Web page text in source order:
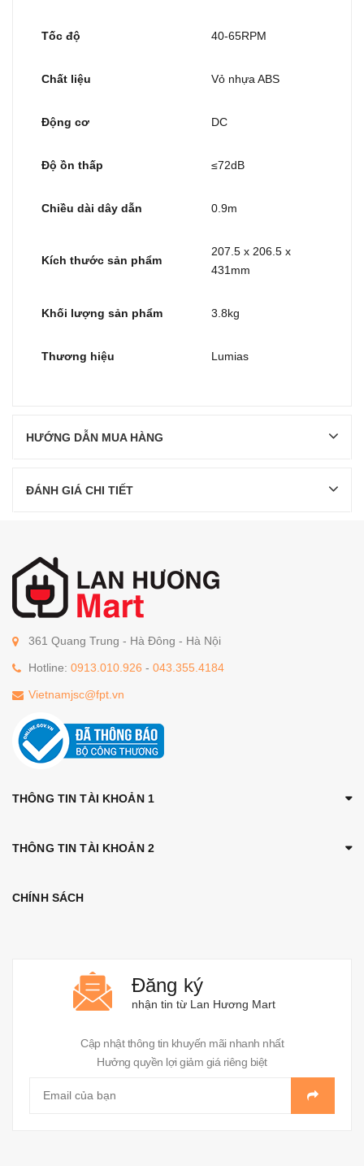
Tốc độ 40-65RPM
Chất liệu Vỏ nhựa ABS
Động cơ DC
Độ ồn thấp ≤72dB
Chiều dài dây dẫn 0.9m
Kích thước sản phẩm
207.5 x 206.5 x
431mm
Khối lượng sản phẩm 3.8kg
Thương hiệu Lumias
HƯỚNG DẪN MUA HÀNG
ĐÁNH GIÁ CHI TIẾT
361 Quang Trung - Hà Đông - Hà Nội
Hotline: 0913.010.926 - 043.355.4184
Vietnamjsc@fpt.vn
THÔNG TIN TÀI KHOẢN 1
THÔNG TIN TÀI KHOẢN 2
CHÍNH SÁCH
Đăng ký
nhận tin từ Lan Hương Mart
Cập nhật thông tin khuyến mãi nhanh nhất
Hưởng quyền lợi giảm giá riêng biệt